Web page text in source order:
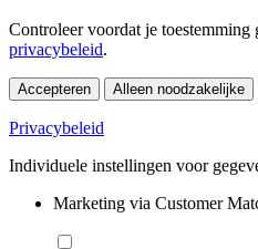
Controleer voordat je toestemming
privacybeleid.
Accepteren Alleen noodzakelijke
Privacybeleid
Individuele instellingen voor
Marketing via Customer